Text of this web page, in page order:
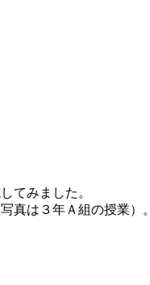
てみました。
真は３年Ａ組の授業）。